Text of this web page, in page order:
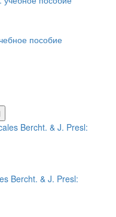
пособие
Bercht. & J. Presl: